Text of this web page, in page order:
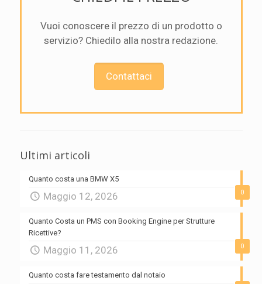
Vuoi conoscere il prezzo di un prodotto o
servizio? Chiedilo alla nostra redazione.
Contattaci
Ultimi articoli
0
Quanto costa una BMW X5
Maggio 12, 2026
0
Quanto Costa un PMS con Booking Engine per Strutture
Ricettive?
Maggio 11, 2026
Quanto costa fare testamento dal notaio